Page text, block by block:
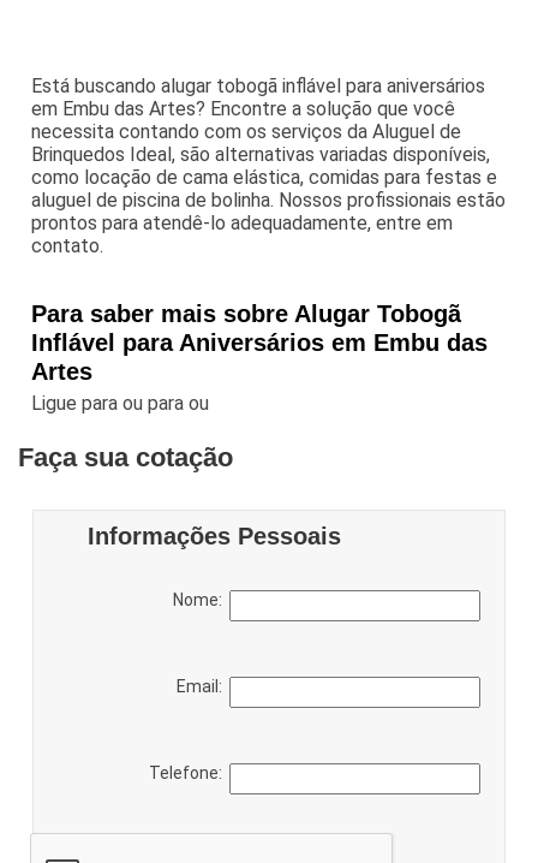
Está buscando alugar tobogã inflável para aniversários
em Embu das Artes? Encontre a solução que você
necessita contando com os serviços da Aluguel de
Brinquedos Ideal, são alternativas variadas disponíveis,
como locação de cama elástica, comidas para festas e
aluguel de piscina de bolinha. Nossos profissionais estão
prontos para atendê-lo adequadamente, entre em
contato.
Para saber mais sobre Alugar Tobogã
Inflável para Aniversários em Embu das
Artes
Ligue paraou paraou
Faça sua cotação
Informações Pessoais
Nome:
Email:
Telefone: